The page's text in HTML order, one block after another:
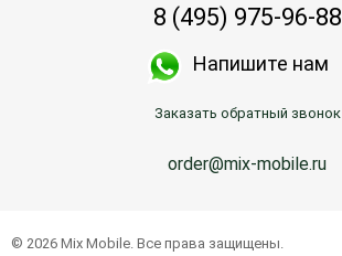
8 (495) 975-96-88
Напишите нам
Заказать обратный звонок
order@mix-mobile.ru
© 2026 Mix Mobile. Все права защищены.